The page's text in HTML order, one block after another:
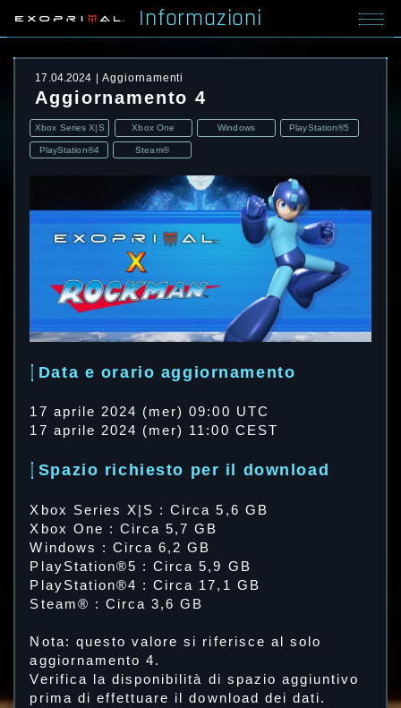
Informazioni
17.04.2024 Aggiornamenti
Aggiornamento 4
Xbox Series X|S Xbox One Windows PlayStation®5
PlayStation®4 Steam®
Data e orario aggiornamento
17 aprile 2024 (mer) 09:00 UTC
17 aprile 2024 (mer) 11:00 CEST
Spazio richiesto per il download
Xbox Series X|S : Circa 5,6 GB
Xbox One : Circa 5,7 GB
Windows : Circa 6,2 GB
PlayStation®5 : Circa 5,9 GB
PlayStation®4 : Circa 17,1 GB
Steam® : Circa 3,6 GB
Nota: questo valore si riferisce al solo
aggiornamento 4.
Verifica la disponibilità di spazio aggiuntivo
prima di effettuare il download dei dati.